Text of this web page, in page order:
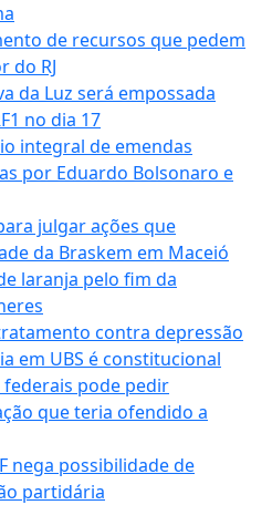
de recursos que pedem
do RJ
da Luz será empossada
no dia 17
integral de emendas
por Eduardo Bolsonaro e
julgar ações que
da Braskem em Maceió
laranja pelo fim da
contra depressão
em UBS é constitucional
pode pedir
que teria ofendido a
nega possibilidade de
partidária